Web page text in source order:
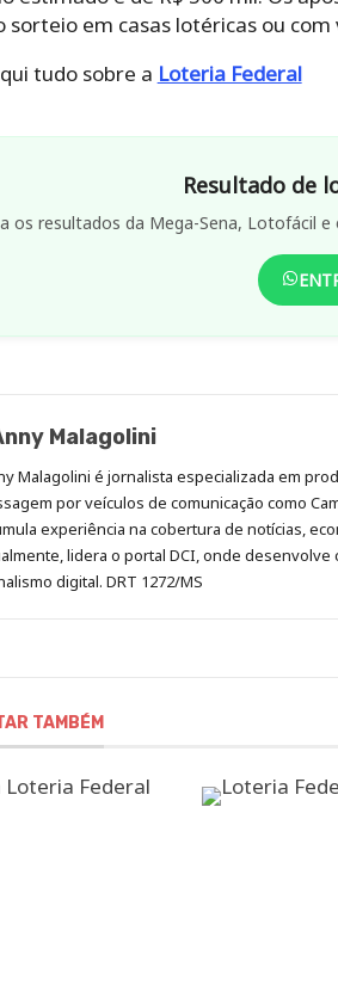
sorteio em casas lotéricas ou
tudo sobre a Loteria Federal
Resultado de
os resultados da Mega-Sena, Lotofácil
Malagolini
Malagolini é jornalista especializada em
por veículos de comunicação como
experiência na cobertura de notícias,
lidera o portal DCI, onde
digital. DRT 1272/MS
TAMBÉM